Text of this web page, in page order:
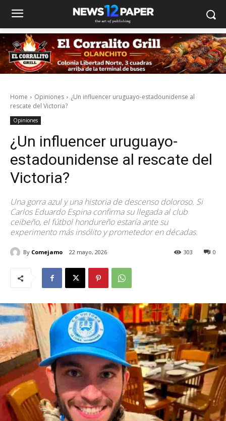
Home Opiniones
¿Un influencer uruguayo-estadounidense al
rescate del Victoria?
Opiniones
¿Un influencer uruguayo-
estadounidense al rescate del
Victoria?
Una gorra azul y una historia de descenso doloroso. Si
Carlos Eduardo Espina confirma su llegada al club
ceibeño, el fútbol hondureño estaría ante su
experimento más insólito y prometedor en décadas.
By Comejamo 22 mayo, 2026 0
303